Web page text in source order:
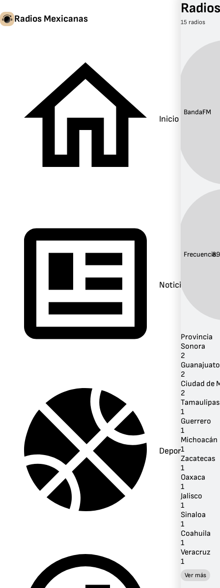
Radios Mexicanas
Inicio
Noticias
Deportes
15 radios
Banda:FM
Frecuencia:
Provincia
Sonora
2
Guanajuato
2
Ciudad de
2
Tamaulipas
1
Guerrero
1
Michoacán
1
Zacatecas
1
Oaxaca
1
Jalisco
1
Sinaloa
1
Coahuila
1
Veracruz
1
Ver más